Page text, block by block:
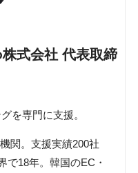
式会社 代表取締
を専門に支援。
関。支援実績200社
で18年。韓国のEC・